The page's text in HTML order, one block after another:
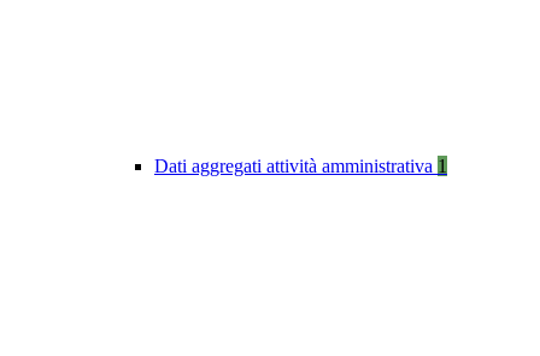
Dati aggregati attività amministrativa 1